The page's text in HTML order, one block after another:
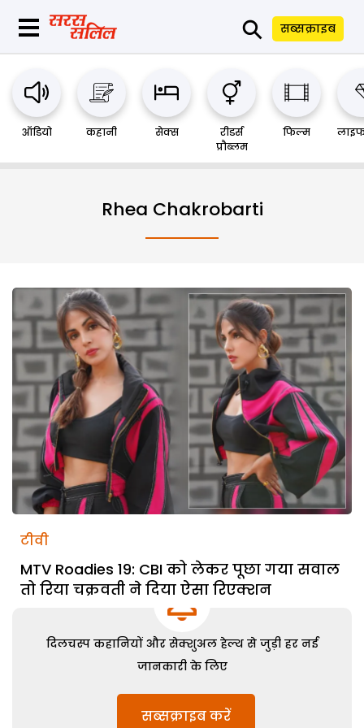
⚲ सब्सक्राइब
ऑडियो कहानी सेक्स
रीडर्स
प्रौब्लम
फिल्म
Rhea Chakrobarti
टीवी
MTV Roadies 19: CBI को लेकर पूछा गया सवाल
तो रिया चक्रवती ने दिया ऐसा रिएक्शन
दिलचस्प कहानियों और सेक्शुअल हेल्थ से जुड़ी हर नई
जानकारी के लिए
सब्सक्राइब करें